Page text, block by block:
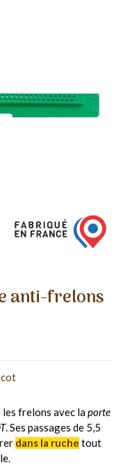
anti-frelons
frelons avec laporte
. Ses passages de 5,5
dans la ruche tout